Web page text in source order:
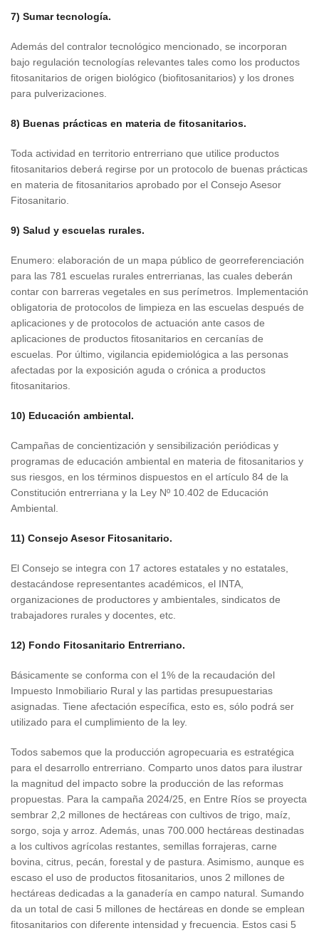
7) Sumar tecnología.
Además del contralor tecnológico mencionado, se incorporan
bajo regulación tecnologías relevantes tales como los productos
fitosanitarios de origen biológico (biofitosanitarios) y los drones
para pulverizaciones.
8) Buenas prácticas en materia de fitosanitarios.
Toda actividad en territorio entrerriano que utilice productos
fitosanitarios deberá regirse por un protocolo de buenas prácticas
en materia de fitosanitarios aprobado por el Consejo Asesor
Fitosanitario.
9) Salud y escuelas rurales.
Enumero: elaboración de un mapa público de georreferenciación
para las 781 escuelas rurales entrerrianas, las cuales deberán
contar con barreras vegetales en sus perímetros. Implementación
obligatoria de protocolos de limpieza en las escuelas después de
aplicaciones y de protocolos de actuación ante casos de
aplicaciones de productos fitosanitarios en cercanías de
escuelas. Por último, vigilancia epidemiológica a las personas
afectadas por la exposición aguda o crónica a productos
fitosanitarios.
10) Educación ambiental.
Campañas de concientización y sensibilización periódicas y
programas de educación ambiental en materia de fitosanitarios y
sus riesgos, en los términos dispuestos en el artículo 84 de la
Constitución entrerriana y la Ley Nº 10.402 de Educación
Ambiental.
11) Consejo Asesor Fitosanitario.
El Consejo se integra con 17 actores estatales y no estatales,
destacándose representantes académicos, el INTA,
organizaciones de productores y ambientales, sindicatos de
trabajadores rurales y docentes, etc.
12) Fondo Fitosanitario Entrerriano.
Básicamente se conforma con el 1% de la recaudación del
Impuesto Inmobiliario Rural y las partidas presupuestarias
asignadas. Tiene afectación específica, esto es, sólo podrá ser
utilizado para el cumplimiento de la ley.
Todos sabemos que la producción agropecuaria es estratégica
para el desarrollo entrerriano. Comparto unos datos para ilustrar
la magnitud del impacto sobre la producción de las reformas
propuestas. Para la campaña 2024/25, en Entre Ríos se proyecta
sembrar 2,2 millones de hectáreas con cultivos de trigo, maíz,
sorgo, soja y arroz. Además, unas 700.000 hectáreas destinadas
a los cultivos agrícolas restantes, semillas forrajeras, carne
bovina, citrus, pecán, forestal y de pastura. Asimismo, aunque es
escaso el uso de productos fitosanitarios, unos 2 millones de
hectáreas dedicadas a la ganadería en campo natural. Sumando
da un total de casi 5 millones de hectáreas en donde se emplean
fitosanitarios con diferente intensidad y frecuencia. Estos casi 5